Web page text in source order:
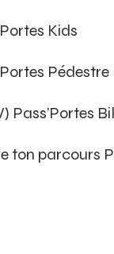
Kids
Pédestre
Pass’Portes
ton parcours